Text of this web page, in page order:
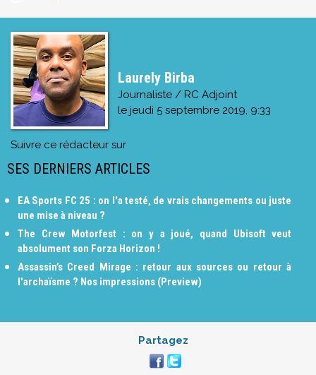
Laurely Birba
Journaliste / RC Adjoint
le jeudi 5 septembre 2019, 9:33
Suivre ce rédacteur sur
SES DERNIERS ARTICLES
EA Sports FC 25 : on l'a testé, de vrais changements ou juste
une mise à niveau ?
The Crew Motorfest : on y a joué, quand Ubisoft veut
absolument son Forza Horizon !
Assassin’s Creed Mirage : retour aux sources ou retour à
l'archaïsme ? Nos impressions (Preview)
Partagez